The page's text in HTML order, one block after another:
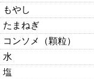
もやし
たまねぎ
コンソメ（顆粒）
水
塩